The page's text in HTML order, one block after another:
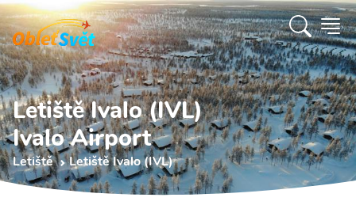
Letiště Ivalo (IVL)
Ivalo Airport
Letiště Letiště Ivalo (IVL)